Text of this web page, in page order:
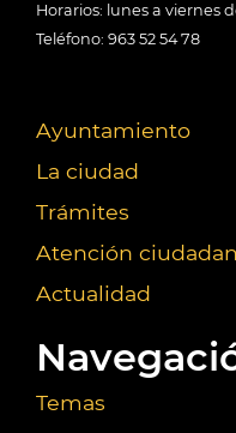
Horarios: lunes a viernes
Teléfono: 963 52 54 78
Ayuntamiento
La ciudad
Trámites
Atención
Actualidad
Temas